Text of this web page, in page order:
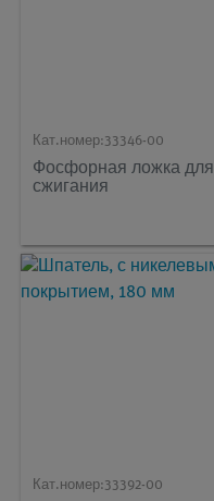
Кат.номер:33346-00
Фосфорная ложка для
сжигания
Кат.номер:33392-00